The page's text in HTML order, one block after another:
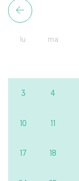
lu ma
3 4
10 11
17 18